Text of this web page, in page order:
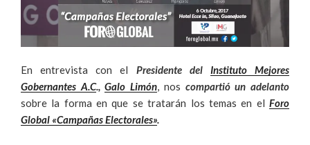
En entrevista con el Presidente del Instituto Mejores
Gobernantes A.C.,Galo Limón, nos compartió un adelanto
sobre la forma en que se tratarán los temas en el Foro
Global «Campañas Electorales».